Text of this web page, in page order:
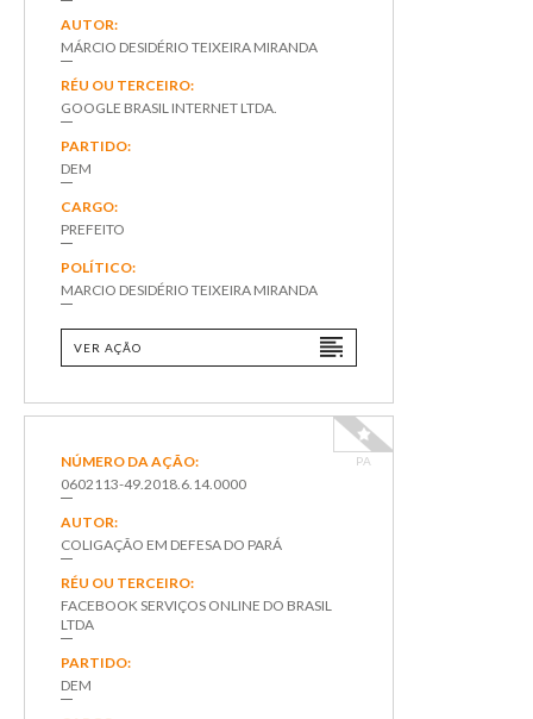
AUTOR:
MÁRCIO DESIDÉRIO TEIXEIRA MIRANDA
RÉU OU TERCEIRO:
GOOGLE BRASIL INTERNET LTDA.
PARTIDO:
DEM
CARGO:
PREFEITO
POLÍTICO:
MARCIO DESIDÉRIO TEIXEIRA MIRANDA
VER AÇÃO
PA
NÚMERO DA AÇÃO:
0602113-49.2018.6.14.0000
AUTOR:
COLIGAÇÃO EM DEFESA DO PARÁ
RÉU OU TERCEIRO:
FACEBOOK SERVIÇOS ONLINE DO BRASIL
LTDA
PARTIDO:
DEM